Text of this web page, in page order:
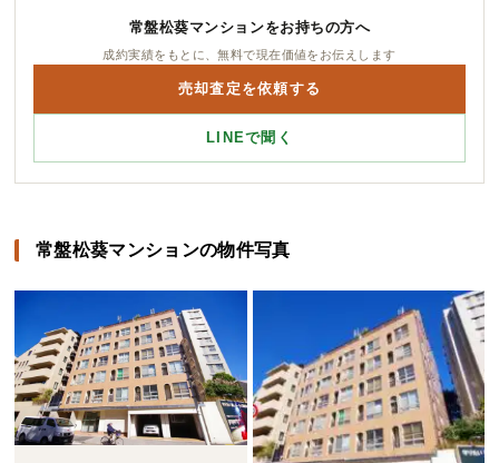
常盤松葵マンションをお持ちの方へ
成約実績をもとに、無料で現在価値をお伝えします
売却査定を依頼する
LINEで聞く
常盤松葵マンションの物件写真